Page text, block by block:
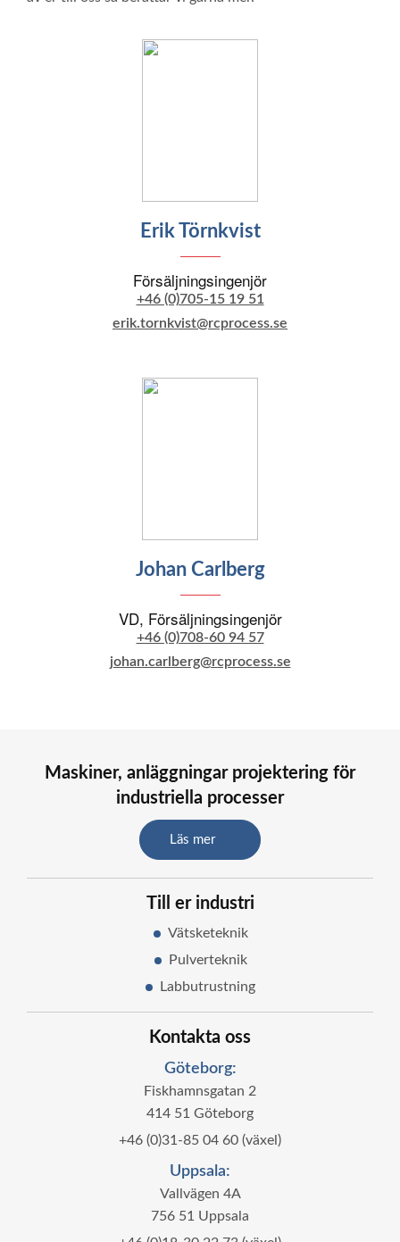
Erik Törnkvist
Försäljningsingenjör
+46 (0)705-15 19 51
erik.tornkvist@rcprocess.se
Johan Carlberg
VD, Försäljningsingenjör
+46 (0)708-60 94 57
johan.carlberg@rcprocess.se
Maskiner, anläggningar projektering för
industriella processer
Läs mer
Till er industri
Vätsketeknik
Pulverteknik
Labbutrustning
Kontakta oss
Göteborg:
Fiskhamnsgatan 2
414 51 Göteborg
+46 (0)31-85 04 60 (växel)
Uppsala:
Vallvägen 4A
756 51 Uppsala